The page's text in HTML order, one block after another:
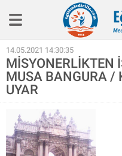
Eğitim İlkelerimiz
Haber
Köşe Yazıları
Röpotaj
Aile Eğitimi
14.05.2021 14:30:35
MİSYONERLİKTEN
MUSA BANGURA /
UYAR